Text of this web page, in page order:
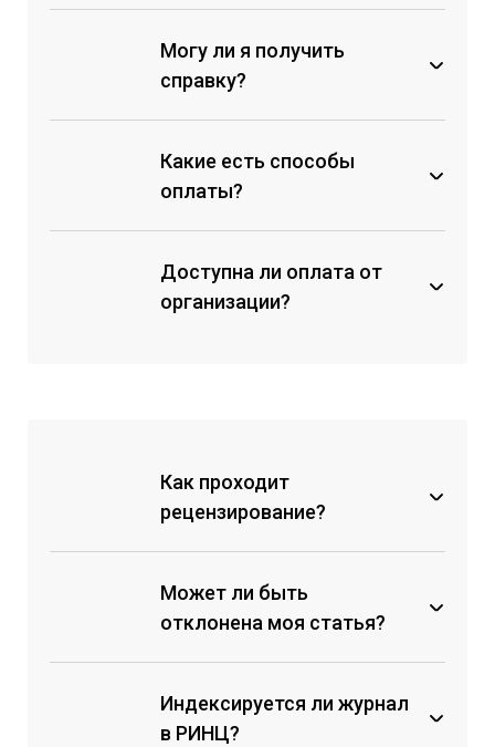
Могу ли я получить
справку?
Какие есть способы
оплаты?
через кассу любого банка по
счету на оплату;
Доступна ли оплата от
организации?
Как проходит
рецензирование?
Может ли быть
отклонена моя статья?
Коллектив авторов не внес
организационный взнос;
Индексируется ли журнал
в РИНЦ?